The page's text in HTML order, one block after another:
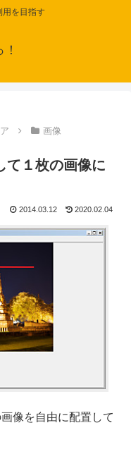
用を目指す
画像
て１枚の画像に
2014.03.12 2020.02.04
像を自由に配置して